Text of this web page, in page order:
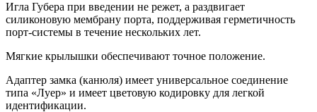
Игла Губера при введении не режет, а раздвигает
силиконовую мембрану порта, поддерживая герметичность
порт-системы в течение нескольких лет.
Мягкие крылышки обеспечивают точное положение.
Адаптер замка (канюля) имеет универсальное соединение
типа «Луер» и имеет цветовую кодировку для легкой
идентификации.